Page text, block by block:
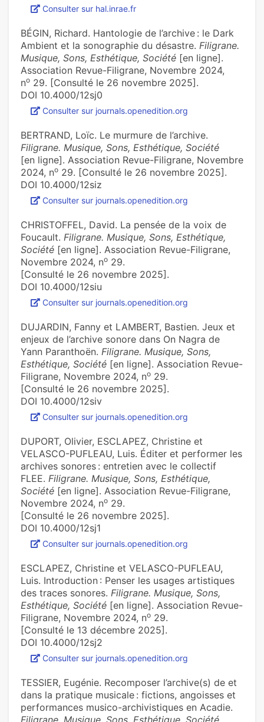
Consulter sur hal.inrae.fr
BÉGIN, Richard. Hantologie de l’archive : le Dark
Ambient et la sonographie du désastre. Filigrane.
Musique, Sons, Esthétique, Société [en ligne].
Association Revue-Filigrane, Novembre 2024,
no 29. [Consulté le 26 novembre 2025].
DOI 10.4000/12sj0
Consulter sur journals.openedition.org
BERTRAND, Loïc. Le murmure de l’archive.
Filigrane. Musique, Sons, Esthétique, Société
[en ligne]. Association Revue-Filigrane, Novembre
2024, no 29. [Consulté le 26 novembre 2025].
DOI 10.4000/12siz
Consulter sur journals.openedition.org
CHRISTOFFEL, David. La pensée de la voix de
Foucault. Filigrane. Musique, Sons, Esthétique,
Société [en ligne]. Association Revue-Filigrane,
Novembre 2024, no 29.
[Consulté le 26 novembre 2025].
DOI 10.4000/12siu
Consulter sur journals.openedition.org
DUJARDIN, Fanny et LAMBERT, Bastien. Jeux et
enjeux de l’archive sonore dans On Nagra de
Yann Paranthoën. Filigrane. Musique, Sons,
Esthétique, Société [en ligne]. Association Revue-
Filigrane, Novembre 2024, no 29.
[Consulté le 26 novembre 2025].
DOI 10.4000/12siv
Consulter sur journals.openedition.org
DUPORT, Olivier, ESCLAPEZ, Christine et
VELASCO-PUFLEAU, Luis. Éditer et performer les
archives sonores : entretien avec le collectif
FLEE. Filigrane. Musique, Sons, Esthétique,
Société [en ligne]. Association Revue-Filigrane,
Novembre 2024, no 29.
[Consulté le 26 novembre 2025].
DOI 10.4000/12sj1
Consulter sur journals.openedition.org
ESCLAPEZ, Christine et VELASCO-PUFLEAU,
Luis. Introduction : Penser les usages artistiques
des traces sonores. Filigrane. Musique, Sons,
Esthétique, Société [en ligne]. Association Revue-
Filigrane, Novembre 2024, no 29.
[Consulté le 13 décembre 2025].
DOI 10.4000/12sj2
Consulter sur journals.openedition.org
TESSIER, Eugénie. Recomposer l’archive(s) de et
dans la pratique musicale : fictions, angoisses et
performances musico-archivistiques en Acadie.